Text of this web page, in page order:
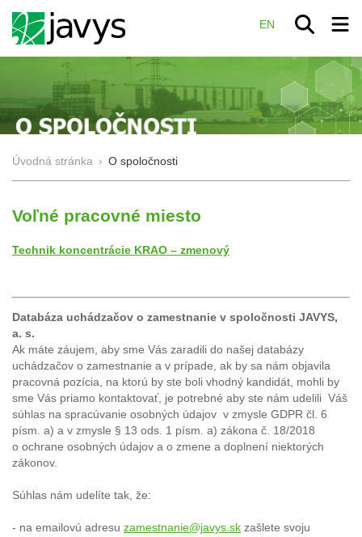
EN
Úvodná stránka › O spoločnosti
Voľné pracovné miesto
Technik koncentrácie KRAO – zmenový
Databáza uchádzačov o zamestnanie v spoločnosti JAVYS,
a. s.
Ak máte záujem, aby sme Vás zaradili do našej databázy
uchádzačov o zamestnanie a v prípade, ak by sa nám objavila
pracovná pozícia, na ktorú by ste boli vhodný kandidát, mohli by
sme Vás priamo kontaktovať, je potrebné aby ste nám udelili Váš
súhlas na spracúvanie osobných údajov v zmysle GDPR čl. 6
písm. a) a v zmysle § 13 ods. 1 písm. a) zákona č. 18/2018
o ochrane osobných údajov a o zmene a doplnení niektorých
zákonov.
Súhlas nám udelíte tak, že:
- na emailovú adresu zamestnanie@javys.sk zašlete svoju